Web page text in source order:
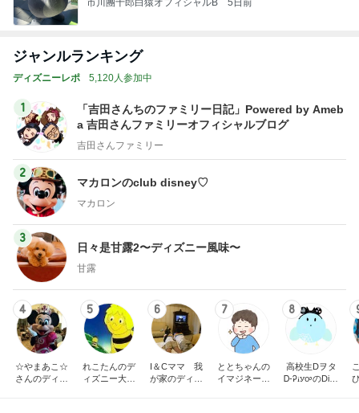
ジャンルランキング
ディズニーレポ 5,120人参加中
1
「吉田さんちのファミリー日記」Powered by Ameb
a 吉田さんファミリーオフィシャルブログ
吉田さんファミリー
2
マカロンのclub disney♡
マカロン
3
日々是甘露2〜ディズニー風味〜
甘露
4
☆やまあこ☆
さんのディズ
5
れこたんのデ
ィズニー大好
6
I＆Cママ 我
が家のディズ
7
ととちゃんの
イマジネーシ
8
高校生Dヲタ
Ꭰ-ᎮꭵꭹꭴのDisn